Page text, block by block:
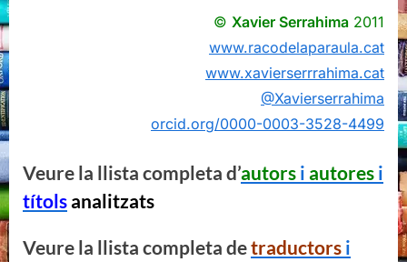
© Xavier Serrahima 2011
www.racodelaparaula.cat
www.xavierserrrahima.cat
@Xavierserrahima
orcid.org/0000-0003-3528-4499
Veure la llista completa d’autors i autores i
títolsanalitzats
Veure la llista completa detraductors i